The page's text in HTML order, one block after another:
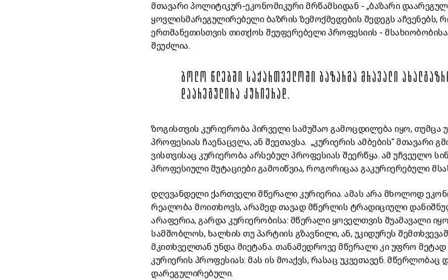
მთავარი პოლიტიკურ-ეკონომიკური მრწამსიდან - „ბაზარი
ყოვლისმარეგულირებელი ბაზრის ზემოქმედების შედეგს აჩვენებს,
ერთმანეთისთვის თითქოს შეუფერებელი პროფესიის -
შეუძლია.
ᲑᲝᲚᲝ ᲬᲚᲔᲑᲨᲘ ᲡᲐᲥᲐᲠᲗᲕᲔᲚᲝᲨᲘ ᲑᲐᲖᲐᲠᲛᲐ ᲛᲠᲐᲕᲐᲚᲘ
ᲓᲐᲐᲠᲔᲒᲣᲚᲘᲠᲐ ᲙᲣᲠᲘᲔᲠᲐᲓ.
ზოგისთვის კურიერობა პირველი სამუშაო გამოცდილება იყო, თუმცა
პროფესიას ჩაენაცვლა, ან შეეთავსა. „კურიერის ამბების“ მთავარი
ვისთვისაც კურიერობა არსებულ პროფესიას შეერწყა. ამ უჩვეულო
პროფესიული მუტაციები გამოიწვია, როგორიცაა გაკურიერებული
დღევანდელი ქართველი მწერალი კურიერია. ამას არა მხოლოდ
რეალობა მოითხოვს, არამედ თავად მწერლის ტრადიციული
არაფერია, გარდა კურიერობისა: მწერალი ყოველთვის შუამავალი
სამშობლოს, ხალხის თუ პარტიის გზავნილი, ან, უკიდურეს
მკითხველთან უნდა მიეტანა. თანამედროვე მწერალი კი უფრო
კურიერის პროფესიას: მას ის მოაქვს, რასაც უკვეთავენ. მწერლობაც
დარეგულირებული.